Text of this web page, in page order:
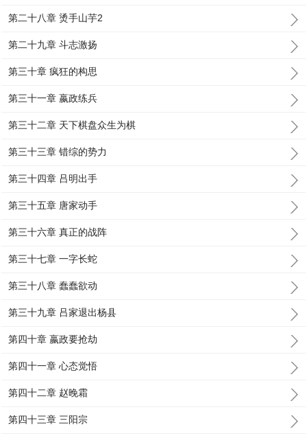
第二十八章 烫手山芋2
第二十九章 斗志激扬
第三十章 疯狂的构思
第三十一章 嬴政练兵
第三十二章 天下棋盘众生为棋
第三十三章 错综的势力
第三十四章 吕明出手
第三十五章 唐家动手
第三十六章 真正的战阵
第三十七章 一字长蛇
第三十八章 蠢蠢欲动
第三十九章 吕家退出杨县
第四十章 嬴政要抢劫
第四十一章 心态觉悟
第四十二章 赵晚霜
第四十三章 三阳宗